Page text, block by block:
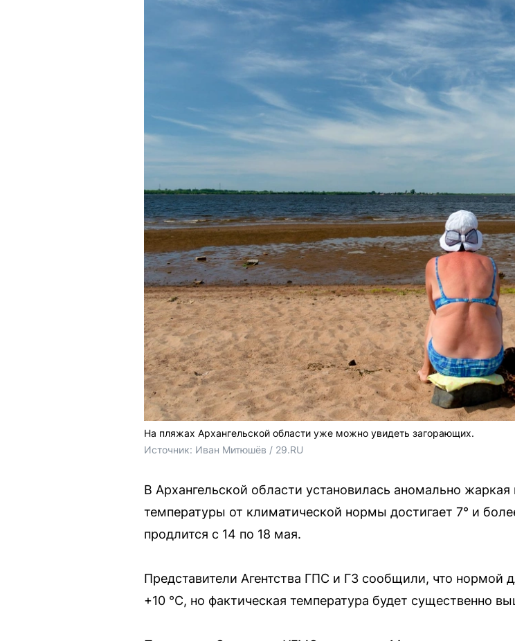
На пляжах Архангельской области уже можно увидеть загорающих.
Источник: Иван Митюшёв / 29.RU
В Архангельской области установилась аномально
температуры от климатической нормы достигает 7° и
продлится с 14 по 18 мая.
Представители Агентства ГПС и ГЗ сообщили, что нормой
+10 °С, но фактическая температура будет существенно